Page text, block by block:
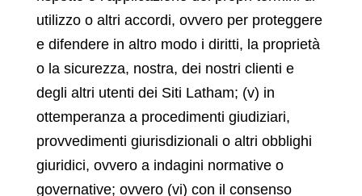
utilizzo o altri accordi, ovvero per proteggere
e difendere in altro modo i diritti, la proprietà
o la sicurezza, nostra, dei nostri clienti e
degli altri utenti dei Siti Latham; (v) in
ottemperanza a procedimenti giudiziari,
provvedimenti giurisdizionali o altri obblighi
giuridici, ovvero a indagini normative o
governative; ovvero (vi) con il consenso